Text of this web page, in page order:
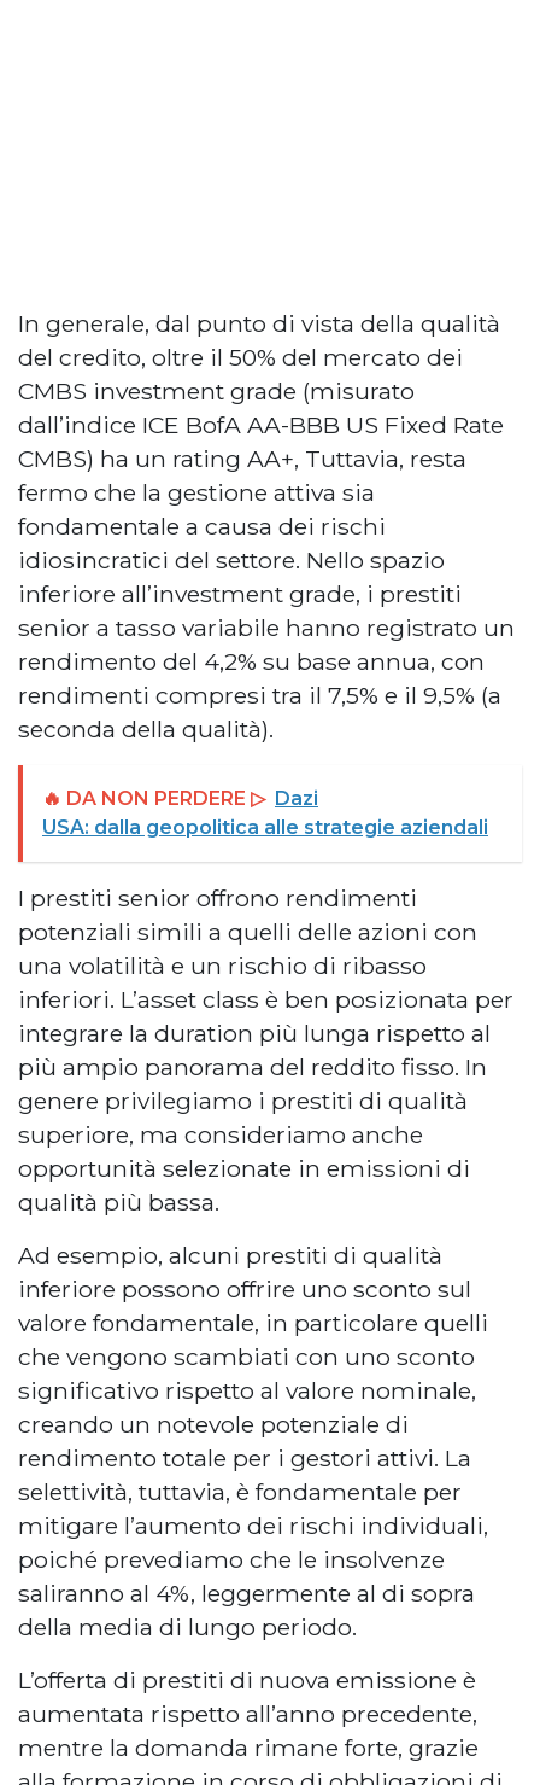
In generale, dal punto di vista della qualità
del credito, oltre il 50% del mercato dei
CMBS investment grade (misurato
dall’indice ICE BofA AA-BBB US Fixed Rate
CMBS) ha un rating AA+, Tuttavia, resta
fermo che la gestione attiva sia
fondamentale a causa dei rischi
idiosincratici del settore. Nello spazio
inferiore all’investment grade, i prestiti
senior a tasso variabile hanno registrato un
rendimento del 4,2% su base annua, con
rendimenti compresi tra il 7,5% e il 9,5% (a
seconda della qualità).
🔥 DA NON PERDERE ▷ Dazi
USA: dalla geopolitica alle strategie aziendali
I prestiti senior offrono rendimenti
potenziali simili a quelli delle azioni con
una volatilità e un rischio di ribasso
inferiori. L’asset class è ben posizionata per
integrare la duration più lunga rispetto al
più ampio panorama del reddito fisso. In
genere privilegiamo i prestiti di qualità
superiore, ma consideriamo anche
opportunità selezionate in emissioni di
qualità più bassa.
Ad esempio, alcuni prestiti di qualità
inferiore possono offrire uno sconto sul
valore fondamentale, in particolare quelli
che vengono scambiati con uno sconto
significativo rispetto al valore nominale,
creando un notevole potenziale di
rendimento totale per i gestori attivi. La
selettività, tuttavia, è fondamentale per
mitigare l’aumento dei rischi individuali,
poiché prevediamo che le insolvenze
saliranno al 4%, leggermente al di sopra
della media di lungo periodo.
L’offerta di prestiti di nuova emissione è
aumentata rispetto all’anno precedente,
mentre la domanda rimane forte, grazie